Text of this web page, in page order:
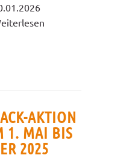
AKTION
1. MAI BIS
2025